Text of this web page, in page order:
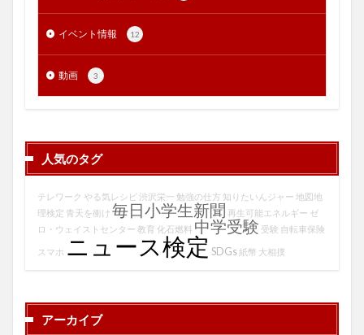
イベント情報 12
動画 3
人気のタグ
テレワーク やる気レシピ 渋沢栄一 勉強の仕方 知りたいんジャー 地図地
理検定 青天を衝け 毎日小学生新聞 再生可能エネルギー ゼ
ロ・ウェイストセンター 教育 化石燃料 中学受験 受験 自転車保険
スマホ ニュース検定 SDGs紙幣 大相撲
アーカイブ